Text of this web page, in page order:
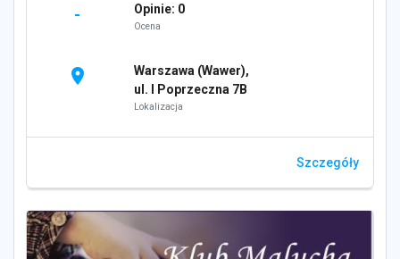
- Opinie: 0
Ocena
location_on
Warszawa (Wawer),
ul. I Poprzeczna 7B
Lokalizacja
Szczegóły